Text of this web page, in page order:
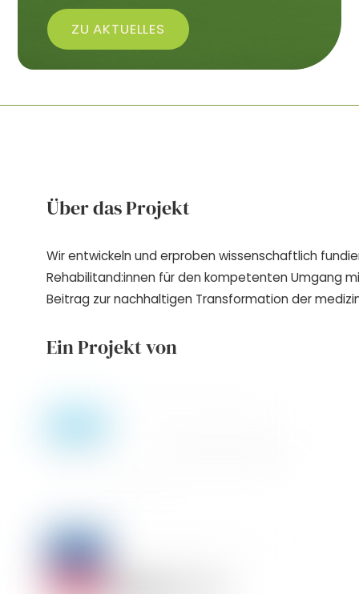
ZU AKTUELLES
Über das Projekt
Wir entwickeln und erproben wissenschaftlich
Rehabilitand:innen für den kompetenten Umgang
Beitrag zur nachhaltigen Transformation der
Ein Projekt von